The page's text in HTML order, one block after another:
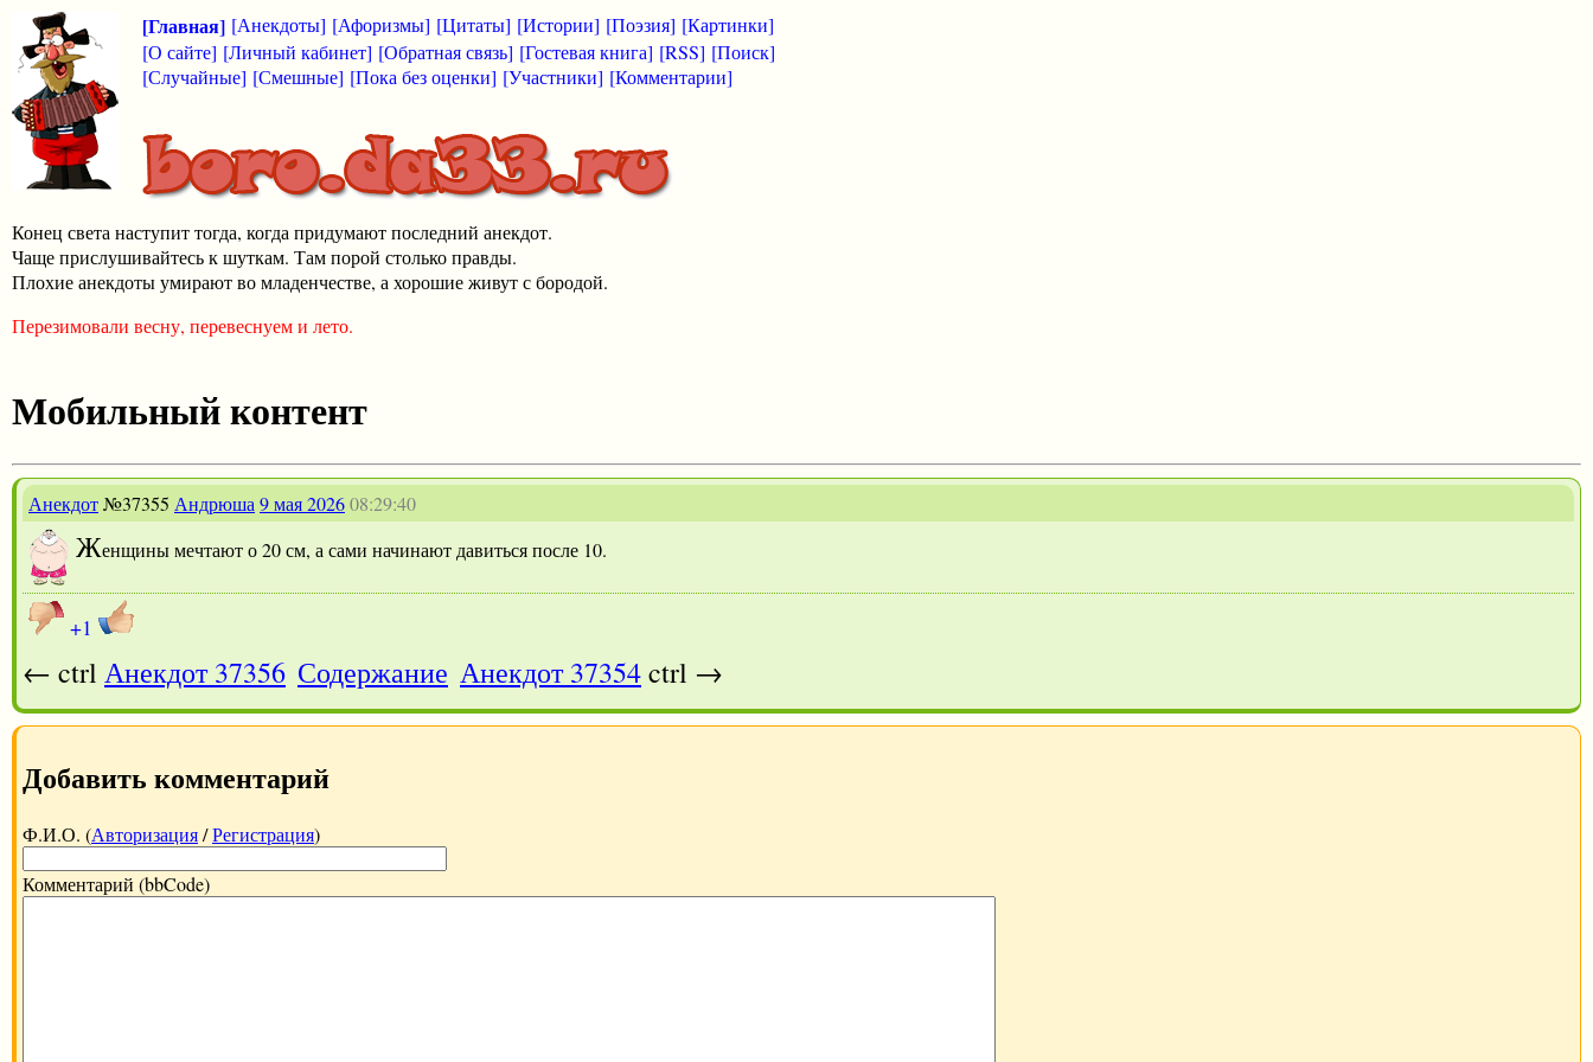
[Главная] [Анекдоты] [Афоризмы] [Цитаты] [Истории] [Поэзия] [Картинки]
[О сайте] [Личный кабинет] [Обратная связь] [Гостевая книга] [RSS] [Поиск]
[Случайные] [Смешные] [Пока без оценки] [Участники] [Комментарии]
Конец света наступит тогда, когда придумают последний анекдот.
Чаще прислушивайтесь к шуткам. Там порой столько правды.
Плохие анекдоты умирают во младенчестве, а хорошие живут с бородой.
Перезимовали весну, перевеснуем и лето.
Мобильный контент
Анекдот№37355 Андрюша 9 мая 202608:29:40
Женщины мечтают о 20 см, а сами начинают давиться после 10.
+1
← ctrl Анекдот 37356 Содержание Анекдот 37354ctrl →
Добавить комментарий
Ф.И.О. (Авторизация/Регистрация)
Комментарий (bbCode)